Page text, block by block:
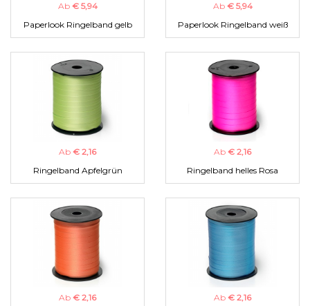
Ab € 5,94
Paperlook Ringelband gelb
Ab € 5,94
Paperlook Ringelband weiß
Ab € 2,16
Ringelband Apfelgrün
Ab € 2,16
Ringelband helles Rosa
Ab € 2,16
Ab € 2,16